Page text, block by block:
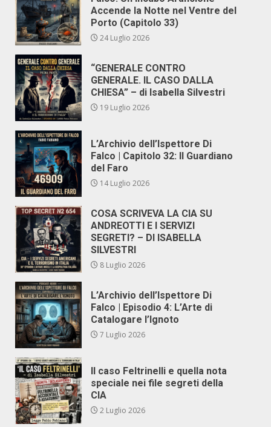
Accende la Notte nel Ventre del
Porto (Capitolo 33)
24 Luglio 2026
“GENERALE CONTRO
GENERALE. IL CASO DALLA
CHIESA” – di Isabella Silvestri
19 Luglio 2026
L’Archivio dell’Ispettore Di
Falco | Capitolo 32: Il Guardiano
del Faro
14 Luglio 2026
COSA SCRIVEVA LA CIA SU
ANDREOTTI E I SERVIZI
SEGRETI? – DI ISABELLA
SILVESTRI
8 Luglio 2026
L’Archivio dell’Ispettore Di
Falco | Episodio 4: L’Arte di
Catalogare l’Ignoto
7 Luglio 2026
Il caso Feltrinelli e quella nota
speciale nei file segreti della
CIA
2 Luglio 2026